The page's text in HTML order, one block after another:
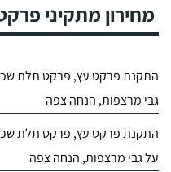
מחירון מתקיני
התקנת פרקט עץ, פרקט תלת
גבי מרצפות, הנחה צפה
התקנת פרקט עץ, פרקט תלת
על גבי מרצפות, הנחה צפה